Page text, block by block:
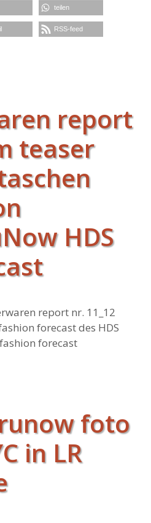
teilen
RSS-feed
report
teaser
HDS
report nr. 11_12
forecast des HDS
forecast
foto
in LR